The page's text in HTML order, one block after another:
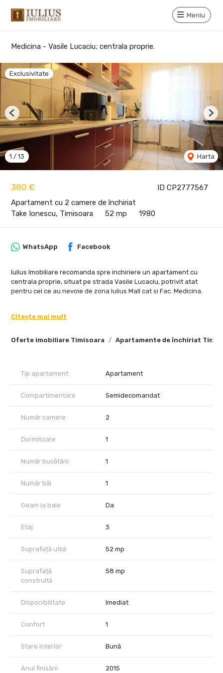
Meniu
Medicina - Vasile Lucaciu; centrala proprie.
ID CP2777567
380 €
Apartament cu 2 camere de închiriat
Take Ionescu, Timisoara
52 mp 1980
Exclusivitate
1 / 13 Harta
Previous
Oferte imobiliare Timisoara Apartamente de închiriat
WhatsApp Facebook
Iulius Imobiliare recomanda spre inchiriere un apartament cu
centrala proprie, situat pe strada Vasile Lucaciu, potrivit atat
pentru cei ce au nevoie de zona Iulius Mall cat si Fac. Medicina.
Citește mai mult
Tip apartament Apartament
Compartimentare Semidecomandat
Număr camere 2
Dormitoare 1
Număr bucătării 1
Număr băi 1
Geam la baie Da
Etaj 3
Suprafață utilă 52 mp
Suprafață
construită
58 mp
Disponibilitate Imediat
Confort 1
Stare interior Bună
Anul finisării 2015